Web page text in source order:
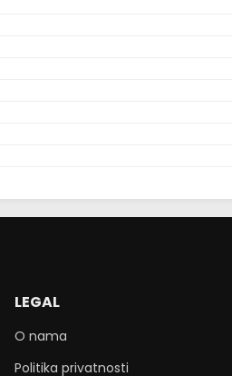
LEGAL
O nama
Politika privatnosti